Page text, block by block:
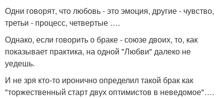
Одни говорят, что любовь - это эмоция, другие - чувство,
третьи - процесс, четвертые ….
Однако, если говорить о браке - союзе двоих, то, как
показывает практика, на одной "Любви" далеко не
уедешь.
И не зря кто-то иронично определил такой брак как
"торжественный старт двух оптимистов в неведомое"….